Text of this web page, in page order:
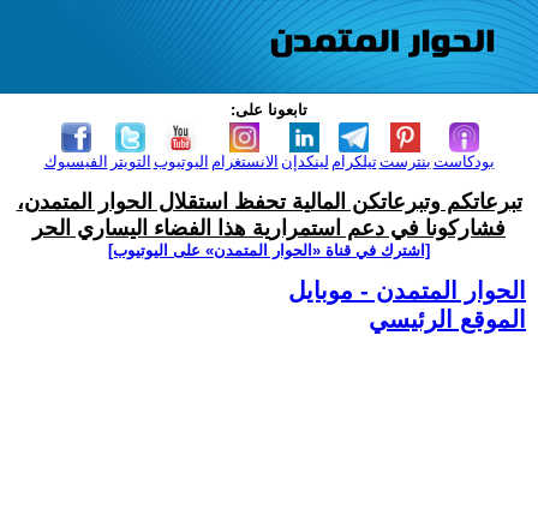
تابعونا على:
الفيسبوك التويتر اليوتيوب الانستغرام لينكدإن تيلكرامبنترست بودكاست
تبرعاتكم وتبرعاتكن المالية تحفظ استقلال الحوار المتمدن،
فشاركونا في دعم استمرارية هذا الفضاء اليساري الحر
[اشترك في قناة ‫«الحوار المتمدن» على اليوتيوب]
الحوار المتمدن - موبايل
الموقع الرئيسي